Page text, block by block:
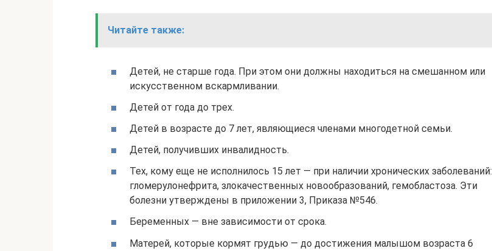
Читайте также:
Детей, не старше года. При этом они должны находиться на смешанном или
искусственном вскармливании.
Детей от года до трех.
Детей в возрасте до 7 лет, являющиеся членами многодетной семьи.
Детей, получивших инвалидность.
Тех, кому еще не исполнилось 15 лет — при наличии хронических заболеваний:
гломерулонефрита, злокачественных новообразований, гемобластоза. Эти
болезни утверждены в приложении 3, Приказа №546.
Беременных — вне зависимости от срока.
Матерей, которые кормят грудью — до достижения малышом возраста 6